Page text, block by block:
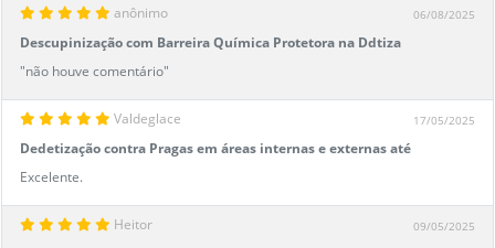
anônimo 06/08/2025
Descupinização com Barreira Química Protetora na Ddtiza
Pragas
"não houve comentário"
Valdeglace 17/05/2025
Dedetização contra Pragas em áreas internas e externas até
200m²
Excelente.
Heitor 09/05/2025